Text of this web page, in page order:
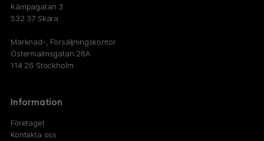
Kämpagatan 3
532 37 Skara
Marknad-, Försäljningskontor
Östermalmsgatan 26A
114 26 Stockholm
Information
Företaget
Kontakta oss